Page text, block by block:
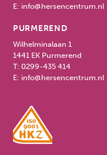
E: info@hersencentrum.nl
PURMEREND
Wilhelminalaan 1
1441 EK Purmerend
T:0299-435 414
E: info@hersencentrum.nl